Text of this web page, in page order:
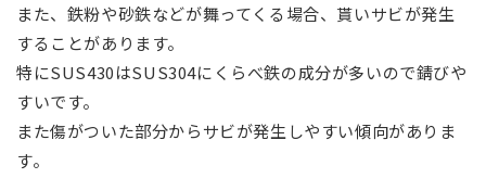
また、鉄粉や砂鉄などが舞ってくる場合、貰いサビが発生
することがあります。
特にSUS430はSUS304にくらべ鉄の成分が多いので錆びや
すいです。
また傷がついた部分からサビが発生しやすい傾向がありま
す。